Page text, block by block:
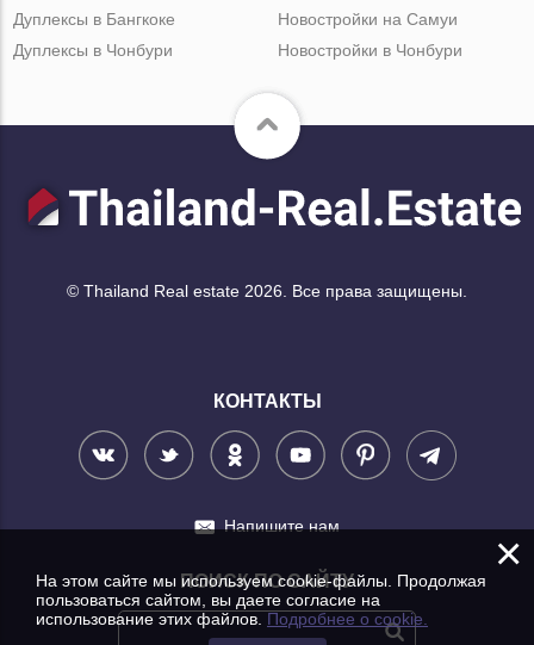
Дуплексы в Бангкоке
Дуплексы в Чонбури
Новостройки на Самуи
Новостройки в Чонбури
© Thailand Real estate 2026. Все права защищены.
КОНТАКТЫ
Напишите нам
ПОИСК ПО САЙТУ
×
На этом сайте мы используем cookie-файлы. Продолжая
пользоваться сайтом, вы даете согласие на
использование этих файлов. Подробнее о cookie.